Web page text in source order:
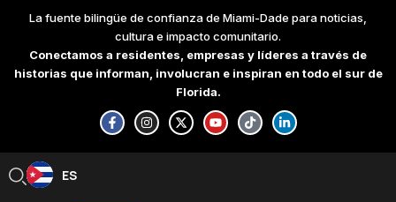
content
La fuente bilingüe de confianza de Miami-Dade para noticias,
cultura e impacto comunitario.
Conectamos a residentes, empresas y líderes a través de
historias que informan, involucran e inspiran en todo el sur de
Florida.
F
a
c
e
I
n
s
t
X
-
t
w
Y
o
u
t
T
i
k
t
L
i
n
k
ES
EN